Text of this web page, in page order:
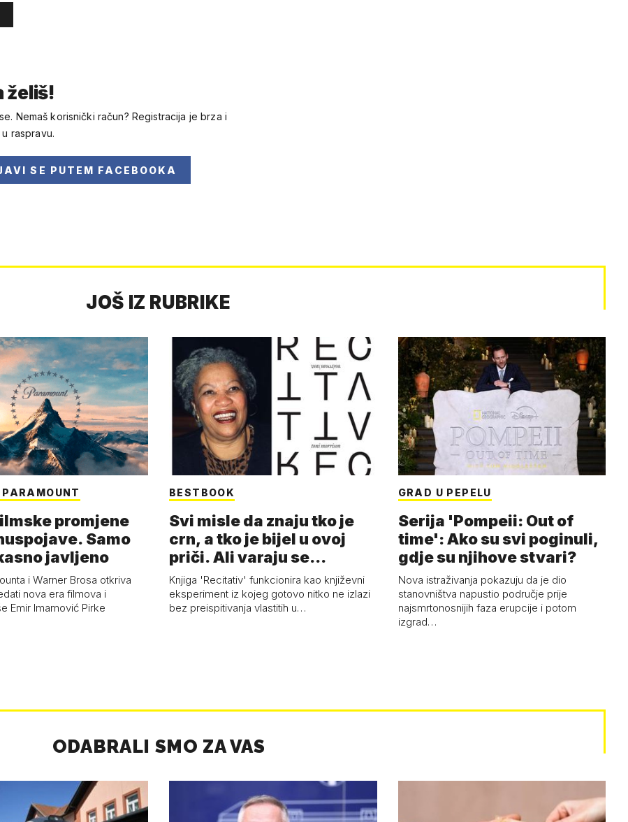
želiš!
Nemaš korisnički račun? Registracija je brza i
raspravu.
SE PUTEM FACEBOOKA
JOŠ IZ RUBRIKE
promjene
Samo
javljeno
i Warner Brosa otkriva
nova era filmova i
Emir Imamović Pirke
BESTBOOK
Svi misle da znaju tko je
crn, a tko je bijel u ovoj
priči. Ali varaju se...
Knjiga 'Recitativ' funkcionira kao književni
eksperiment iz kojeg gotovo nitko ne izlazi
bez preispitivanja vlastitih u…
GRAD U PEPELU
Serija 'Pompeii: Out of
time': Ako su svi poginuli,
gdje su njihove stvari?
Nova istraživanja pokazuju da je dio
stanovništva napustio područje prije
najsmrtonosnijih faza erupcije i potom
izgrad…